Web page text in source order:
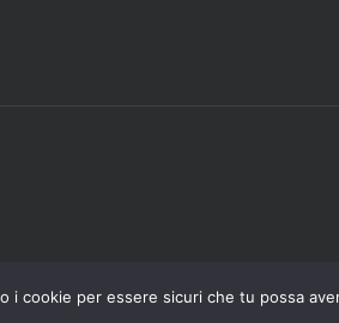
i cookie per essere sicuri che tu possa